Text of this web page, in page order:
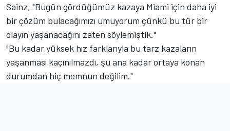
Sainz, "Bugün gördüğümüz kazaya Miami için daha iyi
bir çözüm bulacağımızı umuyorum çünkü bu tür bir
olayın yaşanacağını zaten söylemiştik."
"Bu kadar yüksek hız farklarıyla bu tarz kazaların
yaşanması kaçınılmazdı, şu ana kadar ortaya konan
durumdan hiç memnun değilim."